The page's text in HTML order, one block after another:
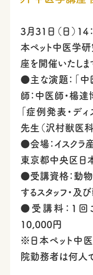
3月31日（日）14
本ペット中医学
座を開催いたしま
●主な演題：「
師：中医師・楊
「症例発表・ディ
先生（沢村獣医
●会場：イスク
東京都中央区
●受講資格：動物
するスタッフ・
●受講料：1回
10,000円
※日本ペット中
院勤務者は何人